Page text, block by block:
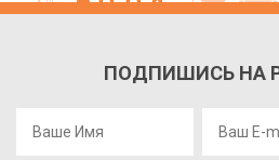
ПОДПИШИСЬ НА